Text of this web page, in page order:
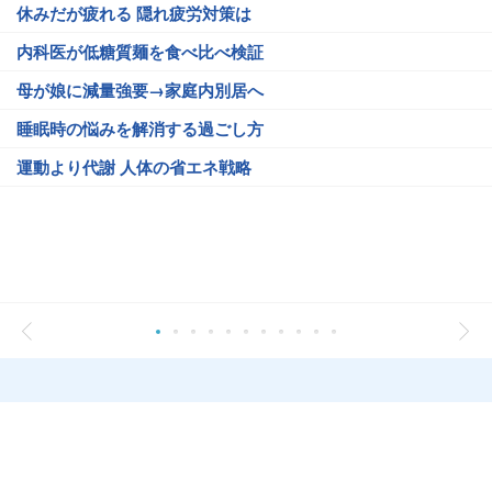
休みだが疲れる 隠れ疲労対策は
内科医が低糖質麺を食べ比べ検証
母が娘に減量強要→家庭内別居へ
睡眠時の悩みを解消する過ごし方
運動より代謝 人体の省エネ戦略